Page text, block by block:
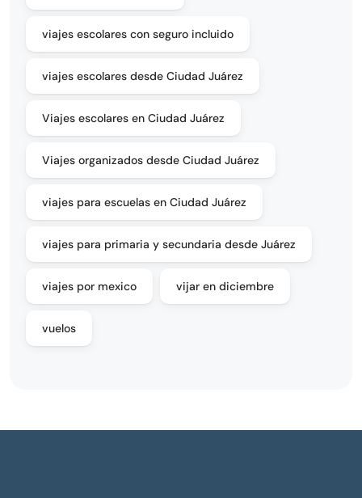
viajes escolares con seguro incluido
viajes escolares desde Ciudad Juárez
Viajes escolares en Ciudad Juárez
Viajes organizados desde Ciudad Juárez
viajes para escuelas en Ciudad Juárez
viajes para primaria y secundaria desde Juárez
viajes por mexico vijar en diciembre
vuelos